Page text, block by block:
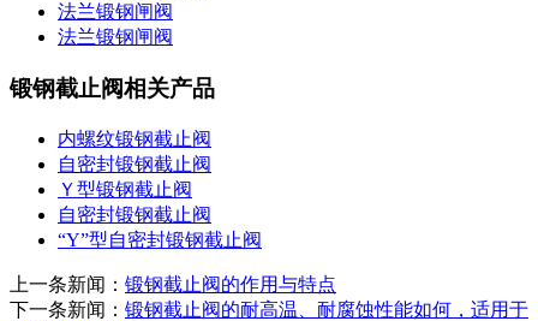
法兰锻钢闸阀
法兰锻钢闸阀
锻钢截止阀相关产品
内螺纹锻钢截止阀
自密封锻钢截止阀
Ｙ型锻钢截止阀
自密封锻钢截止阀
“Y”型自密封锻钢截止阀
上一条新闻： 锻钢截止阀的作用与特点
下一条新闻： 锻钢截止阀的耐高温、耐腐蚀性能如何，适用于